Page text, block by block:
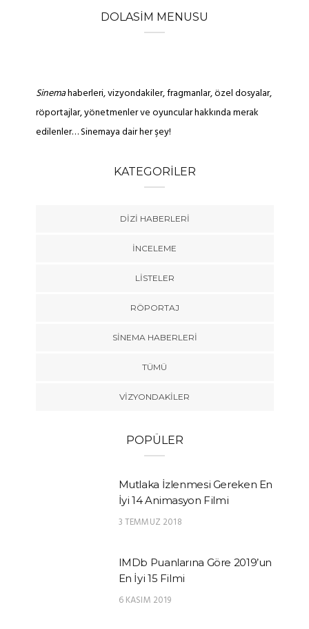
DOLASIM MENUSU
Sinemahaberleri, vizyondakiler, fragmanlar, özel dosyalar,
röportajlar, yönetmenler ve oyuncular hakkında merak
edilenler… Sinemaya dair her şey!
KATEGORILER
DIZI HABERLERI
İNCELEME
LISTELER
RÖPORTAJ
SINEMA HABERLERI
TÜMÜ
VIZYONDAKILER
POPÜLER
Mutlaka İzlenmesi Gereken En
İyi 14 Animasyon Filmi
3 TEMMUZ 2018
IMDb Puanlarına Göre 2019’un
En İyi 15 Filmi
6 KASIM 2019